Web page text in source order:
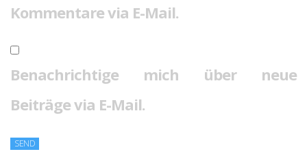
Kommentare via E-Mail.
Benachrichtige mich über neue
Beiträge via E-Mail.